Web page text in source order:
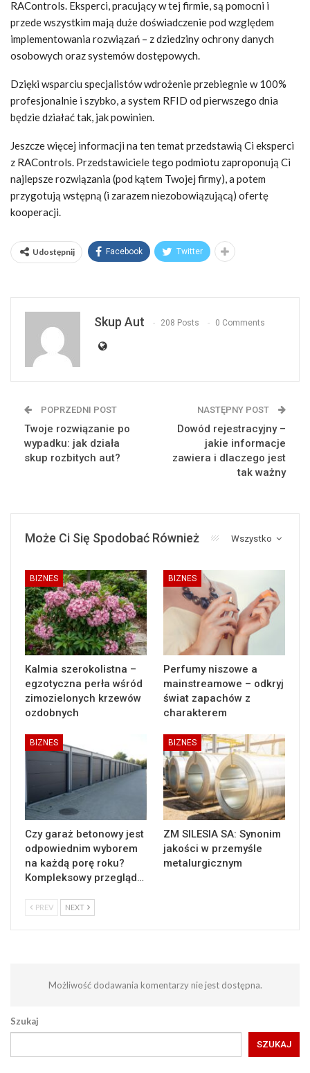
RAControls. Eksperci, pracujący w tej firmie, są pomocni i
przede wszystkim mają duże doświadczenie pod względem
implementowania rozwiązań – z dziedziny ochrony danych
osobowych oraz systemów dostępowych.
Dzięki wsparciu specjalistów wdrożenie przebiegnie w 100%
profesjonalnie i szybko, a system RFID od pierwszego dnia
będzie działać tak, jak powinien.
Jeszcze więcej informacji na ten temat przedstawią Ci eksperci
z RAControls. Przedstawiciele tego podmiotu zaproponują Ci
najlepsze rozwiązania (pod kątem Twojej firmy), a potem
przygotują wstępną (i zarazem niezobowiązującą) ofertę
kooperacji.
Udostępnij Facebook Twitter
Skup Aut 208 Posts 0 Comments
POPRZEDNI POST
Twoje rozwiązanie po
wypadku: jak działa
skup rozbitych aut?
NASTĘPNY POST
Dowód rejestracyjny –
jakie informacje
zawiera i dlaczego jest
tak ważny
Wszystko
Może Ci Się Spodobać Również
BIZNES
Kalmia szerokolistna –
egzotyczna perła wśród
zimozielonych krzewów
ozdobnych
BIZNES
Perfumy niszowe a
mainstreamowe – odkryj
świat zapachów z
charakterem
BIZNES
Czy garaż betonowy jest
odpowiednim wyborem
na każdą porę roku?
Kompleksowy przegląd…
BIZNES
ZM SILESIA SA: Synonim
jakości w przemyśle
metalurgicznym
PREV NEXT
Możliwość dodawania komentarzy nie jest dostępna.
Szukaj
SZUKAJ